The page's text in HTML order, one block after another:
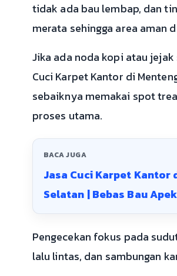
tidak ada bau lembap, dan
merata sehingga area aman
Jika ada noda kopi atau jejak
Cuci Karpet Kantor di
sebaiknya memakai spot
proses utama.
BACA JUGA
Jasa Cuci Karpet Kantor
Selatan | Bebas Bau Apek
Pengecekan fokus pada
lalu lintas, dan sambungan